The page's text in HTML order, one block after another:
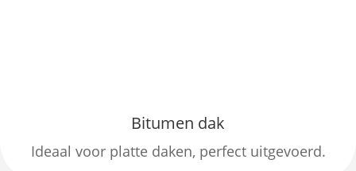
Bitumen dak
Ideaal voor platte daken, perfect uitgevoerd.